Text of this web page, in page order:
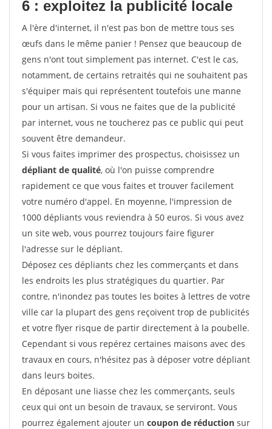
6 : exploitez la publicité locale
A l'ère d'internet, il n'est pas bon de mettre tous ses
œufs dans le même panier ! Pensez que beaucoup de
gens n'ont tout simplement pas internet. C'est le cas,
notamment, de certains retraités qui ne souhaitent pas
s'équiper mais qui représentent toutefois une manne
pour un artisan. Si vous ne faites que de la publicité
par internet, vous ne toucherez pas ce public qui peut
souvent être demandeur.
Si vous faites imprimer des prospectus, choisissez un
dépliant de qualité, où l'on puisse comprendre
rapidement ce que vous faites et trouver facilement
votre numéro d'appel. En moyenne, l'impression de
1000 dépliants vous reviendra à 50 euros. Si vous avez
un site web, vous pourrez toujours faire figurer
l'adresse sur le dépliant.
Déposez ces dépliants chez les commerçants et dans
les endroits les plus stratégiques du quartier. Par
contre, n'inondez pas toutes les boites à lettres de votre
ville car la plupart des gens reçoivent trop de publicités
et votre flyer risque de partir directement à la poubelle.
Cependant si vous repérez certaines maisons avec des
travaux en cours, n'hésitez pas à déposer votre dépliant
dans leurs boites.
En déposant une liasse chez les commerçants, seuls
ceux qui ont un besoin de travaux, se serviront. Vous
pourrez également ajouter un coupon de réduction sur